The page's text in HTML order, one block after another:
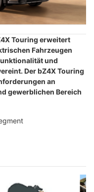
Touring erweitert
Fahrzeugen
und
Der bZ4X Touring
an
gewerblichen Bereich